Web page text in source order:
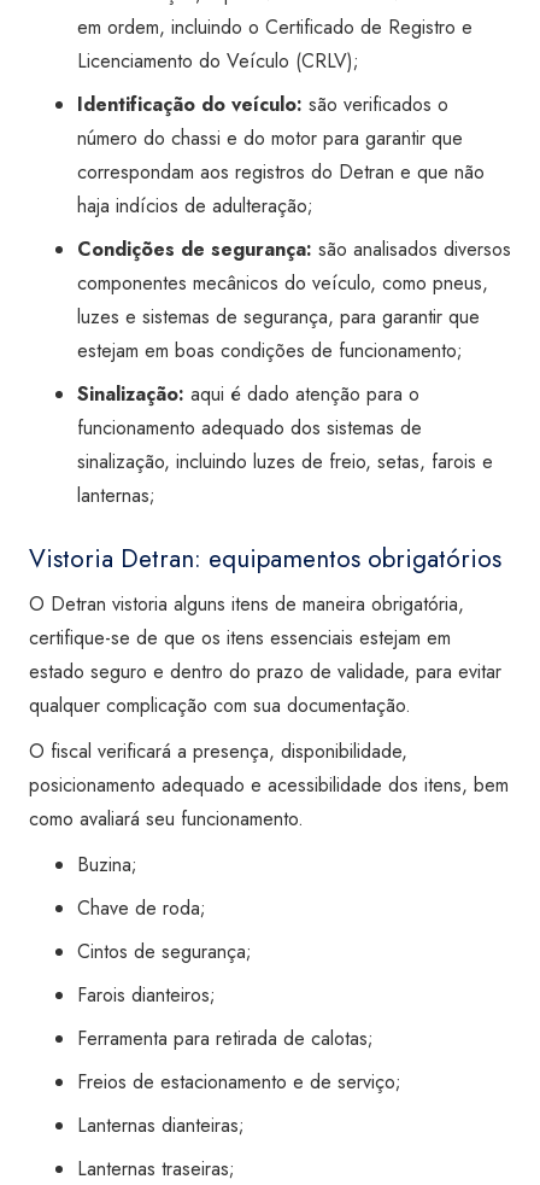
em ordem, incluindo o Certificado de Registro e
Licenciamento do Veículo (CRLV);
Identificação do veículo: são verificados o
número do chassi e do motor para garantir que
correspondam aos registros do Detran e que não
haja indícios de adulteração;
Condições de segurança: são analisados diversos
componentes mecânicos do veículo, como pneus,
luzes e sistemas de segurança, para garantir que
estejam em boas condições de funcionamento;
Sinalização: aqui é dado atenção para o
funcionamento adequado dos sistemas de
sinalização, incluindo luzes de freio, setas, farois e
lanternas;
Vistoria Detran: equipamentos obrigatórios
O Detran vistoria alguns itens de maneira obrigatória,
certifique-se de que os itens essenciais estejam em
estado seguro e dentro do prazo de validade, para evitar
qualquer complicação com sua documentação.
O fiscal verificará a presença, disponibilidade,
posicionamento adequado e acessibilidade dos itens, bem
como avaliará seu funcionamento.
Buzina;
Chave de roda;
Cintos de segurança;
Farois dianteiros;
Ferramenta para retirada de calotas;
Freios de estacionamento e de serviço;
Lanternas dianteiras;
Lanternas traseiras;